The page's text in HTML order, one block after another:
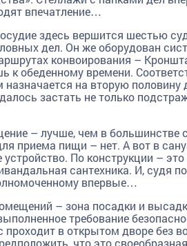
впечатление…
здесь вершится шестью
дел. Он же оборудован
конвоирования –
к обеденному времени.
на вторую половину
застать не только
– лучше, чем в большинстве
приема пищи – нет. А вот в
По конструкции –
сантехника. И, судя
впервые…
– зона посадки и
требование
в открытом дворе без
что это